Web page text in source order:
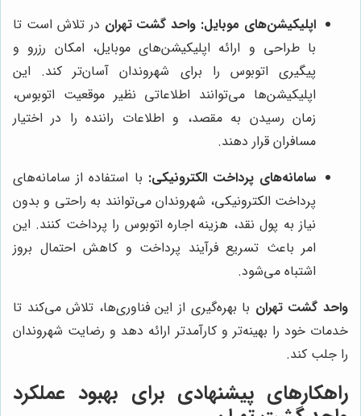
اپلیکیشن‌های موبایل: واحد گشت تهران در تلاش است تا
با طراحی و ارائه اپلیکیشن‌های موبایل، امکان رزرو و
پیگیری اتوبوس را برای شهروندان آسان‌تر کند. این
اپلیکیشن‌ها می‌توانند اطلاعاتی نظیر موقعیت اتوبوس،
زمان رسیدن به مقصد، و اطلاعات راننده را در اختیار
مسافران قرار دهند.
سامانه‌های پرداخت الکترونیکی: با استفاده از سامانه‌های
پرداخت الکترونیکی، شهروندان می‌توانند به راحتی و بدون
نیاز به پول نقد، هزینه اجاره اتوبوس را پرداخت کنند. این
امر باعث تسریع فرآیند پرداخت و کاهش احتمال بروز
اشتباه می‌شود.
واحد گشت تهران با بهره‌گیری از این فناوری‌ها، تلاش می‌کند تا
خدمات خود را بهینه‌تر و کارآمدتر ارائه دهد و رضایت شهروندان
را جلب کند.
راهکارهای پیشنهادی برای بهبود عملکرد